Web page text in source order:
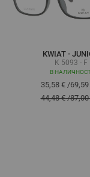
KWIAT -
K 5093 - F
В
35,58 €/69,59
44,48 €/